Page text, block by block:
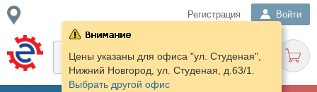
Регистрация Войти
Цены указаны для офиса "ул. Студеная",
Нижний Новгород, ул. Студеная, д.63/1.
Выбрать другой офис